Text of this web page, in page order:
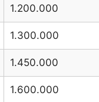
1.200.000
1.300.000
1.450.000
1.600.000